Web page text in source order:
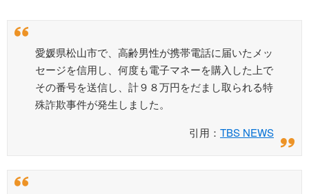
愛媛県松山市で、高齢男性が携帯電話に届いたメッ
セージを信用し、何度も電子マネーを購入した上で
その番号を送信し、計９８万円をだまし取られる特
殊詐欺事件が発生しました。
引用： TBS NEWS